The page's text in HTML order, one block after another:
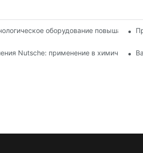
оборудование повышает
Nutsche: применение в